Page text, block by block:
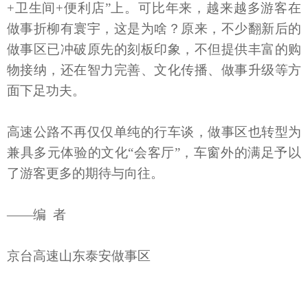
+卫生间+便利店”上。可比年来，越来越多游客在
做事折柳有寰宇，这是为啥？原来，不少翻新后的
做事区已冲破原先的刻板印象，不但提供丰富的购
物接纳，还在智力完善、文化传播、做事升级等方
面下足功夫。
高速公路不再仅仅单纯的行车谈，做事区也转型为
兼具多元体验的文化“会客厅”，车窗外的满足予以
了游客更多的期待与向往。
——编 者
京台高速山东泰安做事区